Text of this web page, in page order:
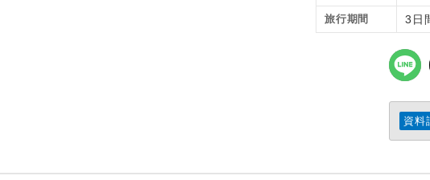
旅行期間 3日
資料